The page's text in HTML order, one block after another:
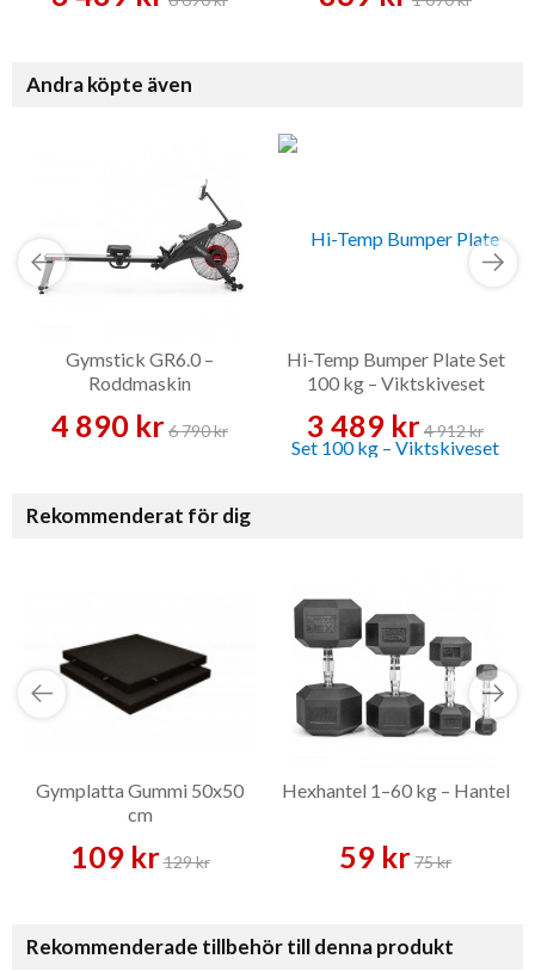
Andra köpte även
Gymstick GR6.0 –
Roddmaskin
4 890 kr6 790 kr
Hi-Temp Bumper Plate Set
100 kg – Viktskiveset
3 489 kr4 912 kr
Rekommenderat för dig
Gymplatta Gummi 50x50
cm
109 kr129 kr
Hexhantel 1–60 kg – Hantel
59 kr75 kr
Rekommenderade tillbehör till denna produkt